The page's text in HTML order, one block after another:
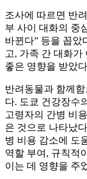
조사에 따르면 반
부 사이 대화의 중
바뀐다” 등을 꼽았
고, 가족 간 대화
좋은 영향을 받았
반려동물과 함께
다. 도쿄 건강장수
고령자의 간병 비
은 것으로 나타났
병 비용 감소에 도
역할 부여, 규칙적
이는 데 영향을 주